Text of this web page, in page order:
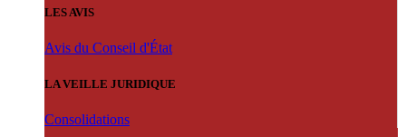
LES AVIS
Avis du Conseil d'État
LA VEILLE JURIDIQUE
Consolidations